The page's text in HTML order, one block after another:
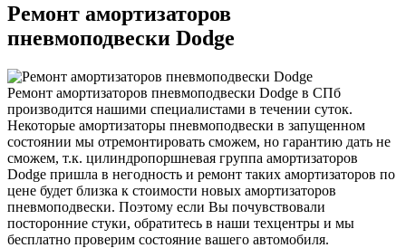
Ремонт амортизаторов
пневмоподвески Dodge
Ремонт амортизаторов пневмоподвески Dodge в СПб
производится нашими специалистами в течении суток.
Некоторые амортизаторы пневмоподвески в запущенном
состоянии мы отремонтировать сможем, но гарантию дать не
сможем, т.к. цилиндропоршневая группа амортизаторов
Dodge пришла в негодность и ремонт таких амортизаторов по
цене будет близка к стоимости новых амортизаторов
пневмоподвески. Поэтому если Вы почувствовали
посторонние стуки, обратитесь в наши техцентры и мы
бесплатно проверим состояние вашего автомобиля.